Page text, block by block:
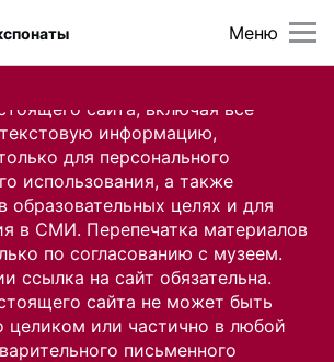
сайта, включая все
информацию,
для персонального
использования, а также
образовательных целях и для
в СМИ. Перепечатка материалов
по согласованию с музеем.
ссылка на сайт обязательна.
сайта не может быть
целиком или частично в любой
письменного
Меню